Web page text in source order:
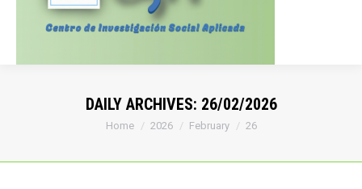
DAILY ARCHIVES: 26/02/2026
You are here:
Home 2026 February 26